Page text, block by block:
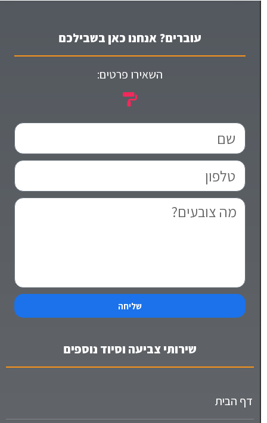
עוברים? אנחנו כאן בשבילכם
השאירו פרטים:
שליחה
שירותי צביעה וסיוד נוספים
דף הבית